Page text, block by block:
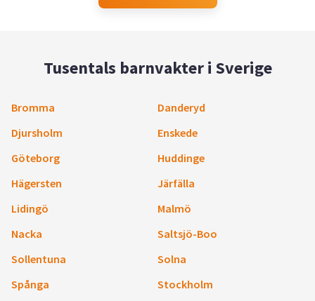
Tusentals barnvakter i Sverige
Bromma
Danderyd
Djursholm
Enskede
Göteborg
Huddinge
Hägersten
Järfälla
Lidingö
Malmö
Nacka
Saltsjö-Boo
Sollentuna
Solna
Spånga
Stockholm